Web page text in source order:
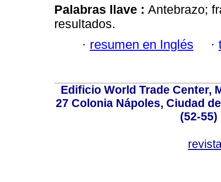
Palabras llave : Antebrazo;
resultados.
· resumen en Inglés ·
Edificio World Trade Center,
27 Colonia Nápoles, Ciudad
(52-55)